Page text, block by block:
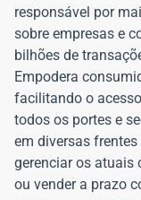
responsável por
sobre empresas e
bilhões de
Empodera
facilitando o
todos os portes e
em diversas
gerenciar os atuais
ou vender a prazo